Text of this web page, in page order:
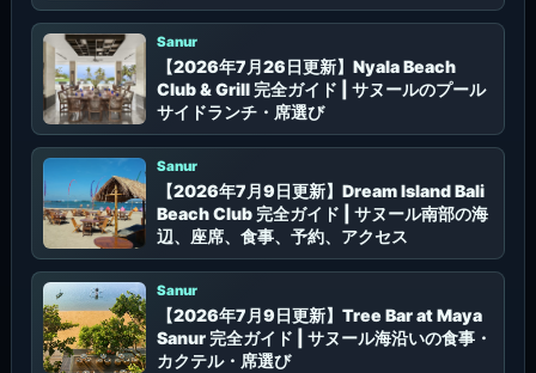
Sanur
【2026年7月26日更新】Nyala Beach
Club & Grill 完全ガイド | サヌールのプール
サイドランチ・席選び
Sanur
【2026年7月9日更新】Dream Island Bali
Beach Club 完全ガイド | サヌール南部の海
辺、座席、食事、予約、アクセス
Sanur
【2026年7月9日更新】Tree Bar at Maya
Sanur 完全ガイド | サヌール海沿いの食事・
カクテル・席選び